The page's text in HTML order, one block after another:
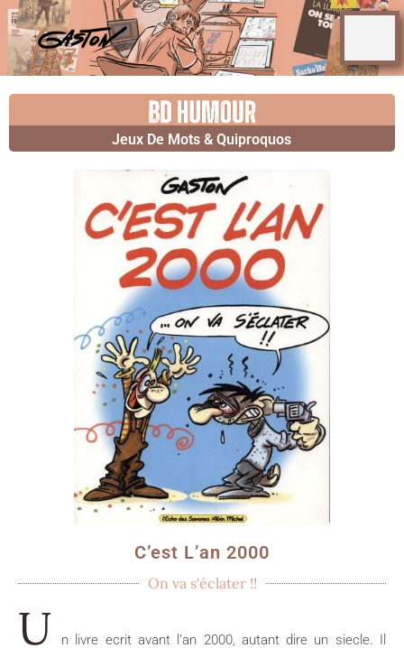
Jeux De Mots & Quiproquos
C’est L’an 2000
On va s'éclater !!
U
n livre ecrit avant l’an 2000, autant dire un siecle. Il